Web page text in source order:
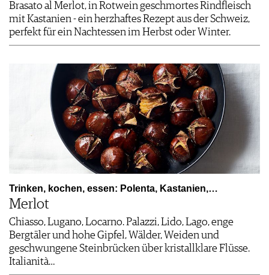
Brasato al Merlot, in Rotwein geschmortes Rindfleisch
mit Kastanien - ein herzhaftes Rezept aus der Schweiz,
perfekt für ein Nachtessen im Herbst oder Winter.
Trinken, kochen, essen: Polenta, Kastanien,…
Merlot
Chiasso, Lugano, Locarno. Palazzi, Lido, Lago, enge
Bergtäler und hohe Gipfel, Wälder, Weiden und
geschwungene Steinbrücken über kristallklare Flüsse.
Italianità…